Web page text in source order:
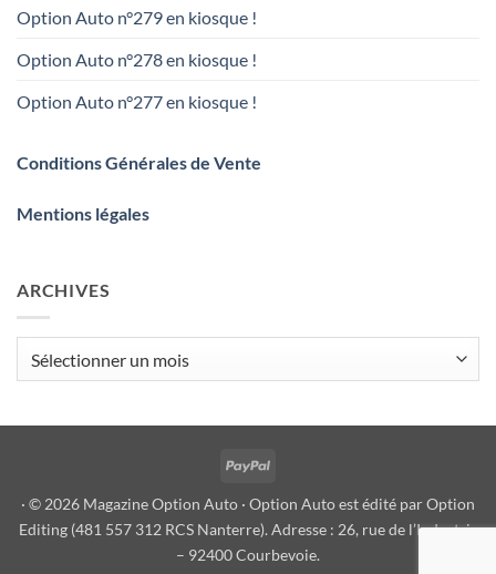
Option Auto n°279 en kiosque !
Option Auto n°278 en kiosque !
Option Auto n°277 en kiosque !
Conditions Générales de Vente
Mentions légales
ARCHIVES
PayPal
· © 2026 Magazine Option Auto · Option Auto est édité par Option
Editing (481 557 312 RCS Nanterre). Adresse : 26, rue de l’Industrie
– 92400 Courbevoie.